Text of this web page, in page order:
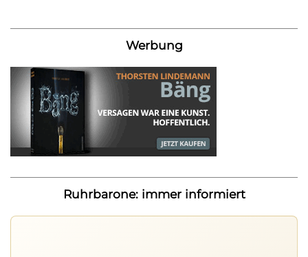
Werbung
Ruhrbarone: immer informiert